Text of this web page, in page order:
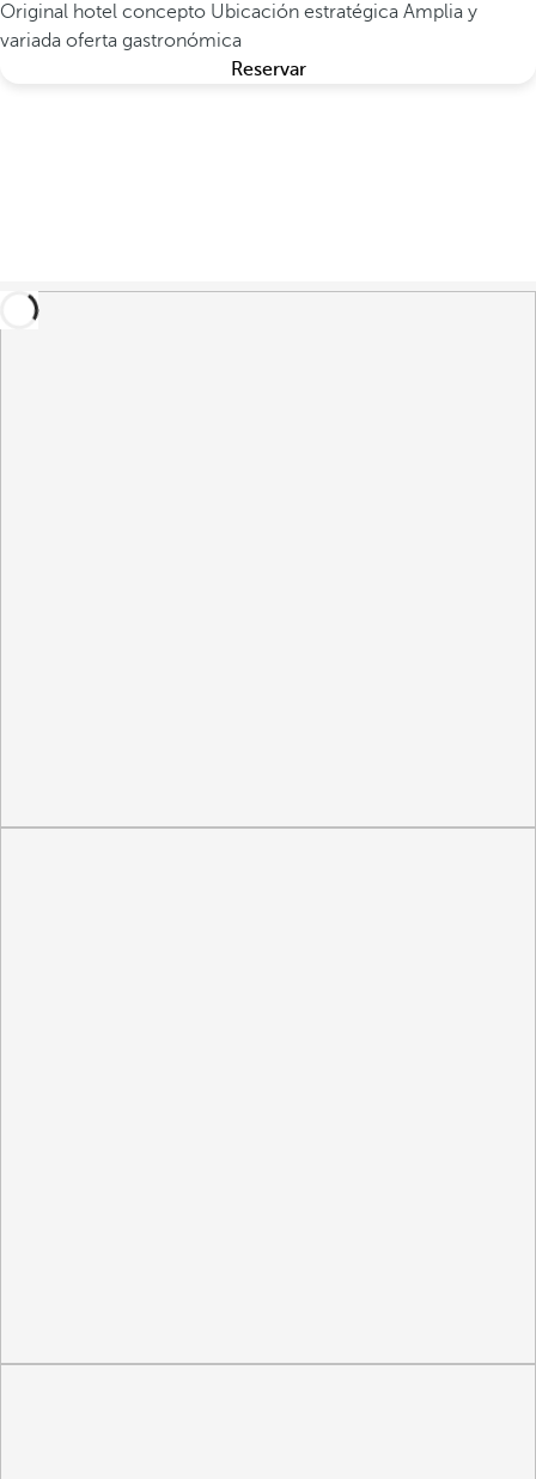
Original hotel concepto Ubicación estratégica Amplia y
variada oferta gastronómica
Reservar